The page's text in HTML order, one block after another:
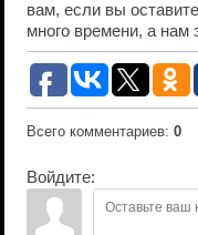
вам, если вы
много времени, а нам
Всего комментариев: 0
Войдите: